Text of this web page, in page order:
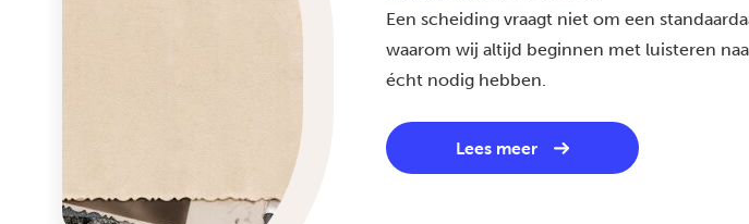
Een scheiding vraagt niet om een
waarom wij altijd beginnen met luisteren
écht nodig hebben.
Lees meer